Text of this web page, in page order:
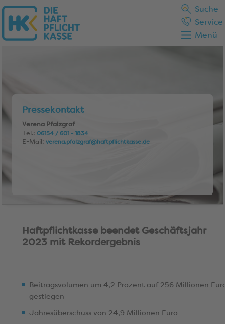
Suche
Service
Menü
Pressekontakt
Verena Pfalzgraf
Tel.: 06154 / 601 - 1834
E-Mail: verena.pfalzgraf@haftpflichtkasse.de
Haftpflichtkasse beendet Geschäftsjahr
2023 mit Rekordergebnis
Beitragsvolumen um 4,2 Prozent auf 256 Millionen
gestiegen
Jahresüberschuss von 24,9 Millionen Euro